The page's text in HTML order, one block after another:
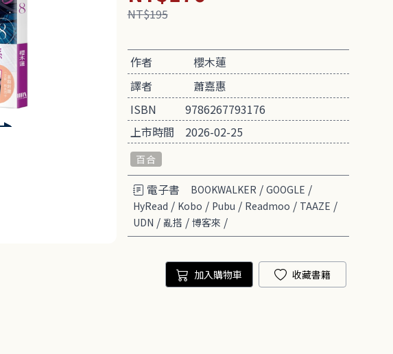
NT$195
作者
櫻木蓮
譯者
蕭嘉惠
ISBN
9786267793176
上市時間
2026-02-25
百合
電子書 BOOKWALKER / GOOGLE /
HyRead / Kobo / Pubu / Readmoo / TAAZE /
UDN / 亂搭 / 博客來 /
加入購物車 收藏書籍